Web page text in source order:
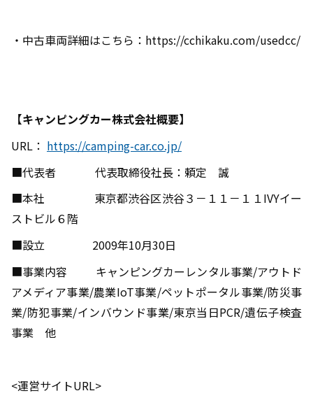
・中古車両詳細はこちら： https://cchikaku.com/usedcc/
【キャンピングカー株式会社概要】
URL： https://camping-car.co.jp/
■代表者
代表取締役社長：頼定 誠
■本社
東京都渋谷区渋谷３－１１－１１IVYイー
ストビル６階
■設立 2009年10月30日
■事業内容
キャンピングカーレンタル事業/アウトド
アメディア事業/農業IoT事業/ペットポータル事業/防災事
業/防犯事業/インバウンド事業/東京当日PCR/遺伝子検査
事業 他
<運営サイトURL>